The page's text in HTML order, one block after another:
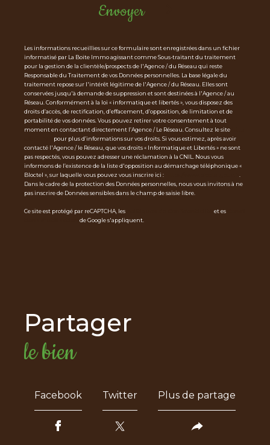
Envoyer
Les informations recueillies sur ce formulaire sont enregistrées dans un fichier
informatisé par La Boite Immo agissant comme Sous-traitant du traitement
pour la gestion de la clientèle/prospects de l'Agence / du Réseau qui reste
Responsable du Traitement de vos Données personnelles. La base légale du
traitement repose sur l'intérêt légitime de l'Agence / du Réseau. Elles sont
conservées jusqu'à demande de suppression et sont destinées à l'Agence / au
Réseau. Conformément à la loi « informatique et libertés », vous disposez des
droits d’accès, de rectification, d’effacement, d’opposition, de limitation et de
portabilité de vos données. Vous pouvez retirer votre consentement à tout
moment en contactant directement l’Agence / Le Réseau. Consultez le site
pour plus d’informations sur vos droits. Si vous estimez, après avoir
contacté l'Agence / le Réseau, que vos droits « Informatique et Libertés » ne sont
pas respectés, vous pouvez adresser une réclamation à la CNIL. Nous vous
informons de l’existence de la liste d'opposition au démarchage téléphonique «
Bloctel », sur laquelle vous pouvez vous inscrire ici :
Dans le cadre de la protection des Données personnelles, nous vous invitons à ne
pas inscrire de Données sensibles dans le champ de saisie libre.
Ce site est protégé par reCAPTCHA, les et es
de Google s'appliquent.
partager
le bien
Facebook Twitter Plus de partage